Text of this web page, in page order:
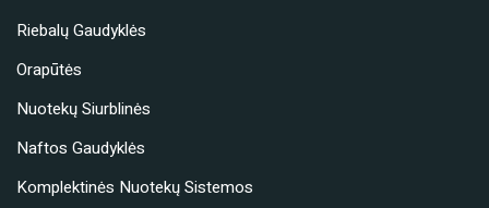
Riebalų Gaudyklės
Orapūtės
Nuotekų Siurblinės
Naftos Gaudyklės
Komplektinės Nuotekų Sistemos